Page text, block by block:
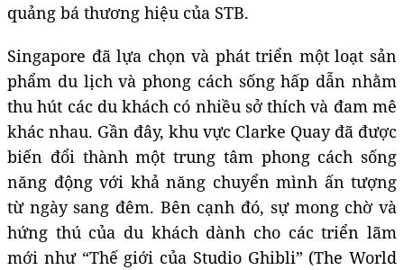
quảng bá thương hiệu của STB.
Singapore đã lựa chọn và phát triển một loạt sản
phẩm du lịch và phong cách sống hấp dẫn nhằm
thu hút các du khách có nhiều sở thích và đam mê
khác nhau. Gần đây, khu vực Clarke Quay đã được
biến đổi thành một trung tâm phong cách sống
năng động với khả năng chuyển mình ấn tượng
từ ngày sang đêm. Bên cạnh đó, sự mong chờ và
hứng thú của du khách dành cho các triển lãm
mới như “Thế giới của Studio Ghibli” (The World